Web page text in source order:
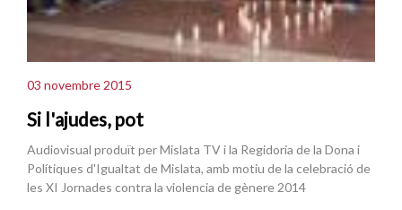
03 novembre 2015
Si l'ajudes, pot
Audiovisual produït per Mislata TV i la Regidoria de la Dona i
Polítiques d'Igualtat de Mislata, amb motiu de la celebració de
les XI Jornades contra la violencia de gènere 2014